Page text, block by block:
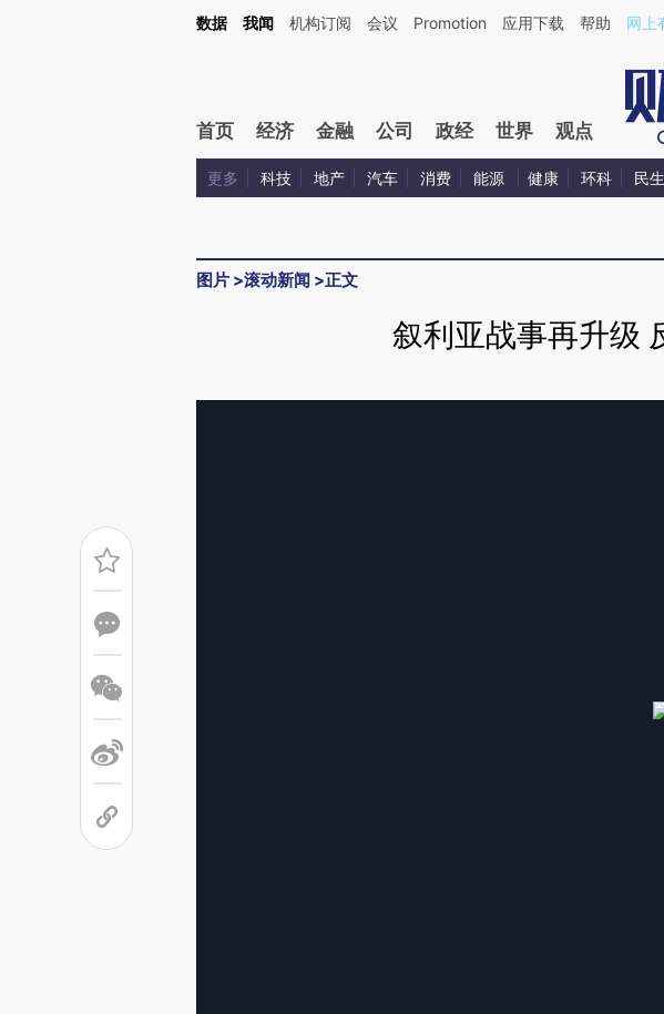
数据 我闻 机构订阅 会议 Promotion 应用下载 帮助 网上
首页 经济 金融 公司 政经 世界 观点
更多 科技 地产 汽车 消费 能源 健康 环科 民生
图片 >滚动新闻 >正文
叙利亚战事再升级